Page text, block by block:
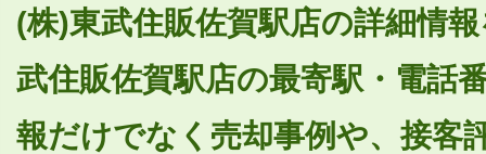
(株)東武住販佐賀駅店の詳細情
武住販佐賀駅店の最寄駅・電話
報だけでなく売却事例や、接客